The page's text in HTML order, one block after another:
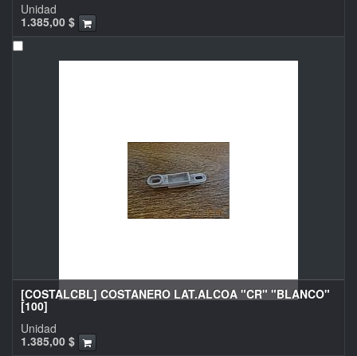
1.385,00 $
Unidad
[COSTALCBL] COSTANERO LAT.ALCOA "CR" "BLANCO"
[100]
1.385,00 $
Unidad